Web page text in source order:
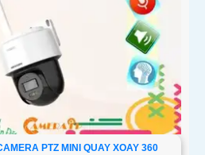
PTZ MINI QUAY XOAY 360